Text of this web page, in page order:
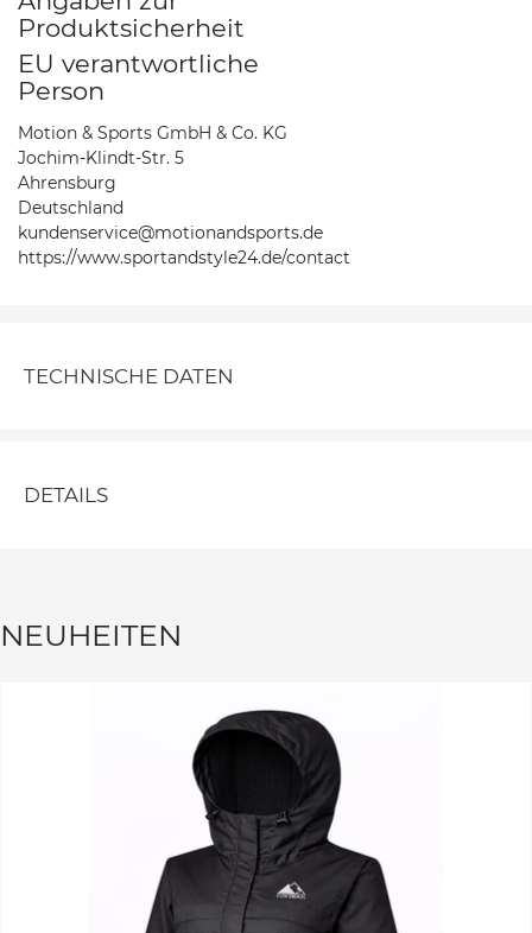
Produktsicherheit
EU verantwortliche
Person
Motion & Sports GmbH & Co. KG
Jochim-Klindt-Str. 5
Ahrensburg
Deutschland
kundenservice@motionandsports.de
https://www.sportandstyle24.de/contact
TECHNISCHE DATEN
DETAILS
NEUHEITEN